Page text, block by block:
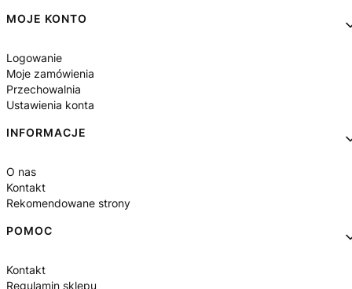
MOJE KONTO
Logowanie
Moje zamówienia
Przechowalnia
Ustawienia konta
INFORMACJE
O nas
Kontakt
Rekomendowane strony
POMOC
Kontakt
Regulamin sklepu